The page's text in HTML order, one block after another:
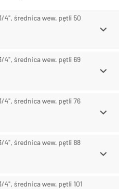
4", średnica wew. pętli 50
4", średnica wew. pętli 69
4", średnica wew. pętli 76
4", średnica wew. pętli 88
średnica wew. pętli 101